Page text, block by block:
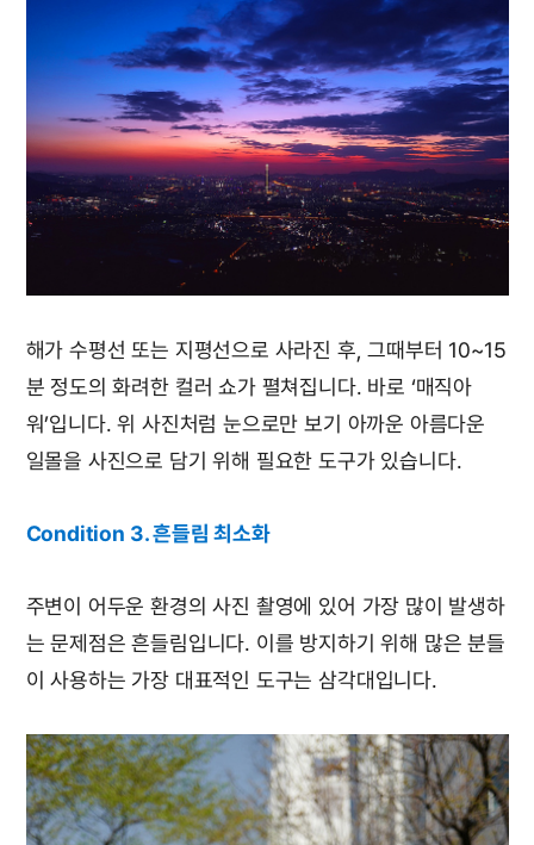
해가 수평선 또는 지평선으로 사라진 후, 그때부터 10~15
분 정도의 화려한 컬러 쇼가 펼쳐집니다. 바로 ‘매직아
워’입니다. 위 사진처럼 눈으로만 보기 아까운 아름다운
일몰을 사진으로 담기 위해 필요한 도구가 있습니다.
Condition 3. 흔들림 최소화
주변이 어두운 환경의 사진 촬영에 있어 가장 많이 발생하
는 문제점은 흔들림입니다. 이를 방지하기 위해 많은 분들
이 사용하는 가장 대표적인 도구는 삼각대입니다.